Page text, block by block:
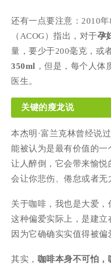
还有一点要注意：2010
（ACOG）指出，对于孕
量，要少于200毫克，或
350ml ，但是，每个人体
医生。
关键的瘦龙说
本杰明·富兰克林曾经说
能被认为是最有价值的
让人醉倒，它会带来愉
会让你悲伤、倦怠或者无
关于咖啡，我也是大爱
这种偏爱实际上，是建立
因为它确确实实值得被偏
其实， 咖啡本身不可怕